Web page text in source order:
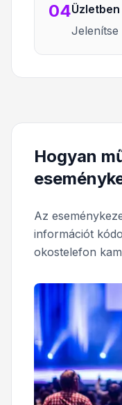
04Üzletben
Jelenítse
Hogyan
Az
információt
okostelefon